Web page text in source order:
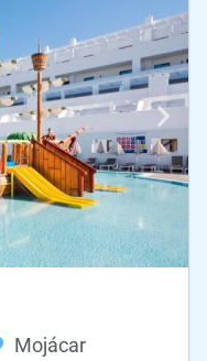
Mojácar